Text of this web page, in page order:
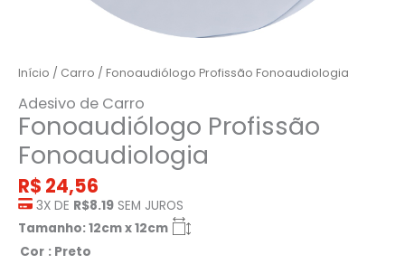
Início / Carro / Fonoaudiólogo Profissão Fonoaudiologia
Adesivo de Carro
Fonoaudiólogo Profissão
Fonoaudiologia
R$ 24,56
3X DE R$8.19 SEM JUROS
Tamanho: 12cm x 12cm
Cor : Preto